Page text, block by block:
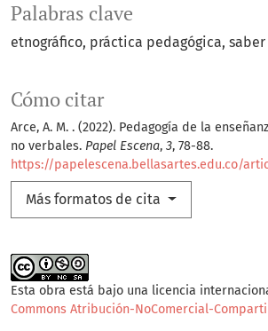
Palabras clave
etnográfico práctica pedagógica
Cómo citar
Arce, A. M. . (2022). Pedagogía de la
no verbales. Papel Escena, 3, 78-88.
https://papelescena.bellasartes.edu.co/
Más formatos de cita
Esta obra está bajo una licencia
Commons Atribución-NoComercial-